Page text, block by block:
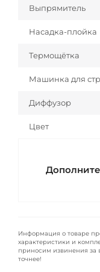
Выпрямитель
Насадка-плойка
Термощётка
Машинка для
Диффузор
Цвет
Информация о товаре
характеристики и
приносим извинения за
точнее!